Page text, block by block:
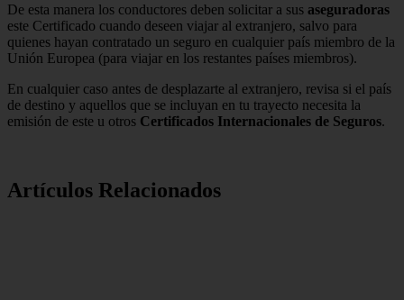
De esta manera los conductores deben solicitar a sus aseguradoras
este Certificado cuando deseen viajar al extranjero, salvo para
quienes hayan contratado un seguro en cualquier país miembro de la
Unión Europea (para viajar en los restantes países miembros).
En cualquier caso antes de desplazarte al extranjero, revisa si el país
de destino y aquellos que se incluyan en tu trayecto necesita la
emisión de este u otros Certificados Internacionales de Seguros.
Artículos Relacionados